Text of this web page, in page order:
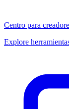
Centro para
Explore